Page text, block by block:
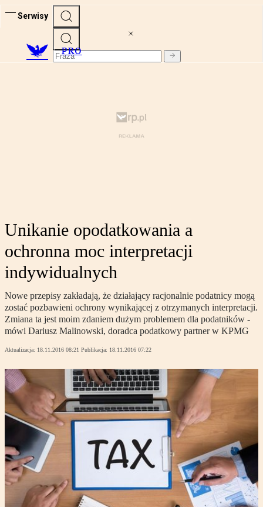
Serwisy
PRO
Unikanie opodatkowania a
ochronna moc interpretacji
indywidualnych
Nowe przepisy zakładają, że działający racjonalnie podatnicy mogą
zostać pozbawieni ochrony wynikającej z otrzymanych interpretacji.
Zmiana ta jest moim zdaniem dużym problemem dla podatników -
mówi Dariusz Malinowski, doradca podatkowy partner w KPMG
Aktualizacja: 18.11.2016 08:21 Publikacja: 18.11.2016 07:22